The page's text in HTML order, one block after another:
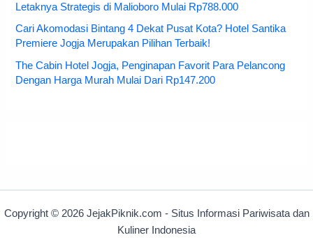
Letaknya Strategis di Malioboro Mulai Rp788.000
Cari Akomodasi Bintang 4 Dekat Pusat Kota? Hotel Santika
Premiere Jogja Merupakan Pilihan Terbaik!
The Cabin Hotel Jogja, Penginapan Favorit Para Pelancong
Dengan Harga Murah Mulai Dari Rp147.200
Copyright © 2026 JejakPiknik.com - Situs Informasi Pariwisata dan
Kuliner Indonesia